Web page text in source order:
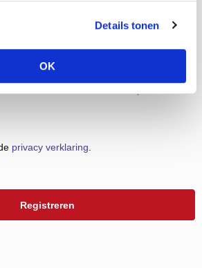
Details tonen
OK
te verifiëren. Na verificatie wordt je account
vacatures zichtbaar worden op de website.
privacy verklaring